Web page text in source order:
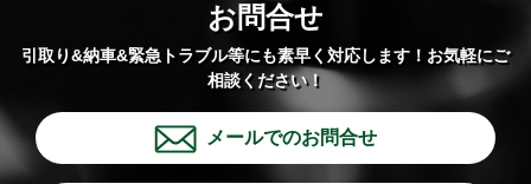
お問合せ
引取り&納車&緊急トラブル等にも素早く対応します！お気軽にご
相談ください！
メールでのお問合せ